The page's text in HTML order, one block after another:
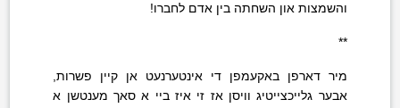
והשמצות און השחתה בין אדם לחברו!
**
מיר דארפן באקעמפן די אינטערנעט אן קיין פשרות,
אבער גלייכצייטיג וויסן אז זי איז ביי א סאך מענטשן א